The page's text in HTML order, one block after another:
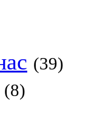
(39)
(8)